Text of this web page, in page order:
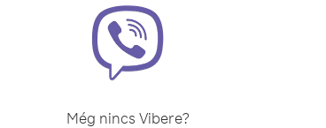
Még nincs Vibere?